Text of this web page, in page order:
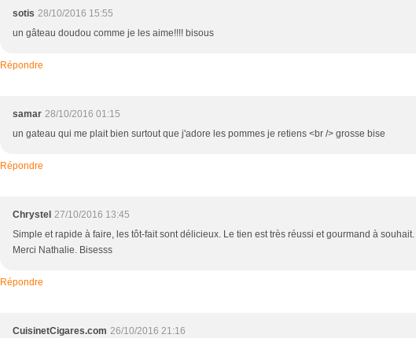
sotis 28/10/2016 15:55
un gâteau doudou comme je les aime!!!! bisous
Répondre
samar 28/10/2016 01:15
un gateau qui me plait bien surtout que j'adore les pommes je retiens <br /> grosse bise
Répondre
Chrystel 27/10/2016 13:45
Simple et rapide à faire, les tôt-fait sont délicieux. Le tien est très réussi et gourmand à souhait.
Merci Nathalie. Bisesss
Répondre
CuisinetCigares.com 26/10/2016 21:16